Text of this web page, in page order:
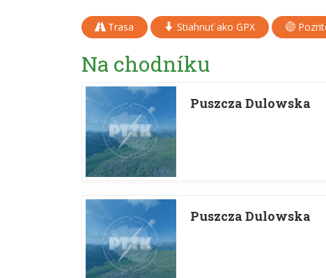
Trasa Stiahnuť ako GPX
Na chodníku
Puszcza Dulowska
Puszcza Dulowska